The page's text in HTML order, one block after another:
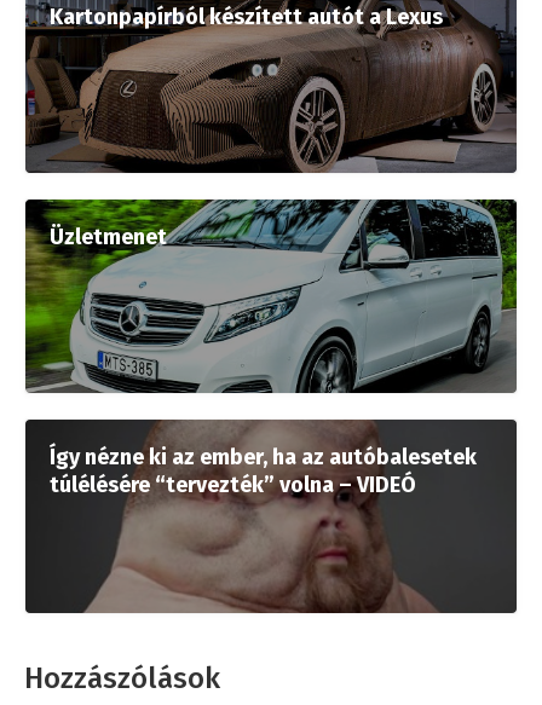
Kartonpapírból készített autót a Lexus
Üzletmenet
Így nézne ki az ember, ha az autóbalesetek
túlélésére “tervezték” volna – VIDEÓ
Hozzászólások